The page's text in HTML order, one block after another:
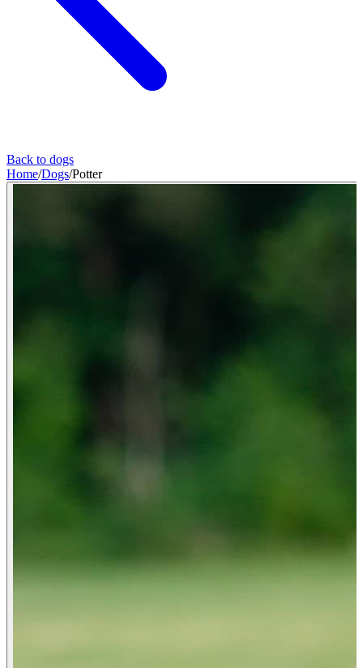
Back to dogs
Home/Dogs/Potter